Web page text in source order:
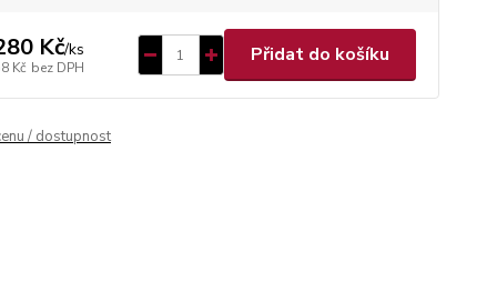
Kč/ks
Kč bez DPH
Přidat do košíku
/ dostupnost